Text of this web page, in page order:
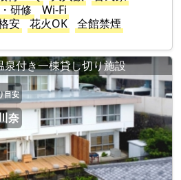
研修
Wi-Fi
安 花火OK
全館禁煙
泉付き一棟貸し切り施設
目安
奈